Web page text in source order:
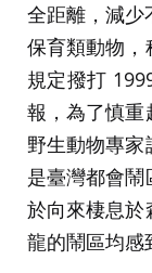
全距離，減少
保育類動物，
規定撥打
報，為了慎重
野生動物專
是臺灣都會
於向來棲息於
龍的鬧區均感